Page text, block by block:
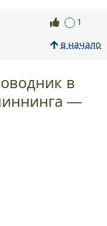
1
в начало
в
—